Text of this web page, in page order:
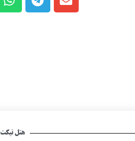
هتل تیکت